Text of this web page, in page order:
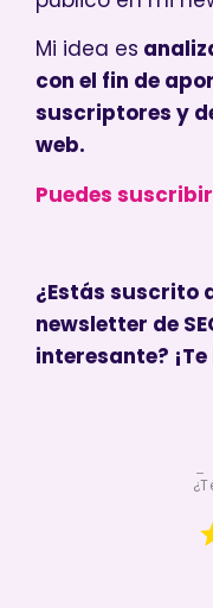
Mi idea es
con el fin de
suscriptores y
web.
Puedes
¿Estás suscrito
newsletter de
interesante? ¡Te